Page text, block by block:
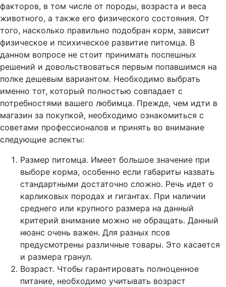
факторов, в том числе от породы, возраста и веса
животного, а также его физического состояния. От
того, насколько правильно подобран корм, зависит
физическое и психическое развитие питомца. В
данном вопросе не стоит принимать поспешных
решений и довольствоваться первым попавшимся на
полке дешевым вариантом. Необходимо выбрать
именно тот, который полностью совпадает с
потребностями вашего любимца. Прежде, чем идти в
магазин за покупкой, необходимо ознакомиться с
советами профессионалов и принять во внимание
следующие аспекты:
Размер питомца. Имеет большое значение при
выборе корма, особенно если габариты назвать
стандартными достаточно сложно. Речь идет о
карликовых породах и гигантах. При наличии
среднего или крупного размера на данный
критерий внимание можно не обращать. Данный
нюанс очень важен. Для разных псов
предусмотрены различные товары. Это касается
и размера гранул.
Возраст. Чтобы гарантировать полноценное
питание, необходимо учитывать возраст